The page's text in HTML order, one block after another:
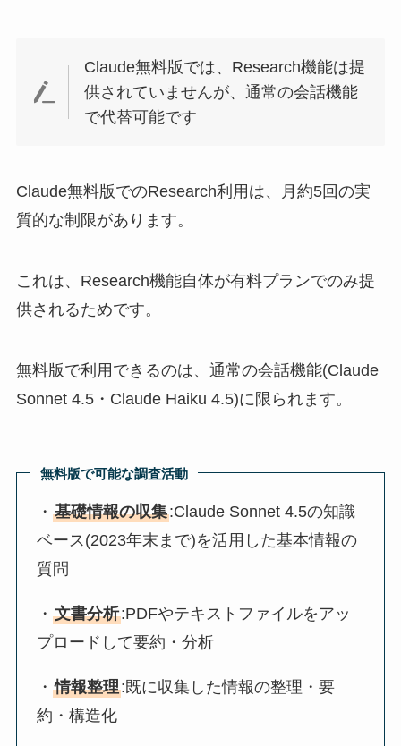
Claude無料版では、Research機能は提
供されていませんが、通常の会話機能
で代替可能です
Claude無料版でのResearch利用は、月約5回の実
質的な制限があります。
これは、Research機能自体が有料プランでのみ提
供されるためです。
無料版で利用できるのは、通常の会話機能(Claude
Sonnet 4.5・Claude Haiku 4.5)に限られます。
無料版で可能な調査活動
・基礎情報の収集:Claude Sonnet 4.5の知識
ベース(2023年末まで)を活用した基本情報の
質問
・文書分析:PDFやテキストファイルをアッ
プロードして要約・分析
・情報整理:既に収集した情報の整理・要
約・構造化